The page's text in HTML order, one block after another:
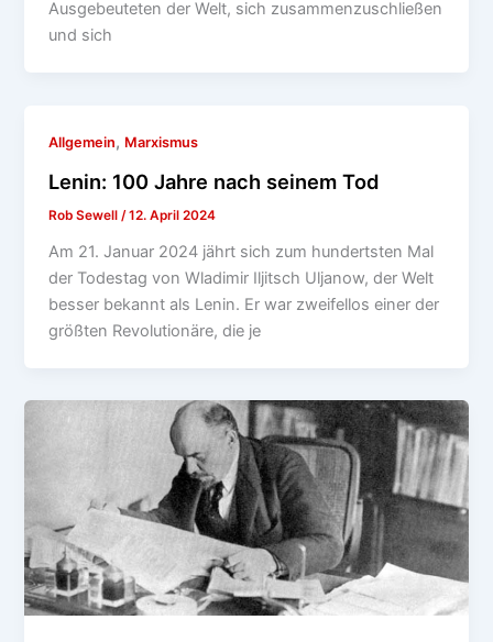
Ausgebeuteten der Welt, sich zusammenzuschließen
und sich
Allgemein, Marxismus
Lenin: 100 Jahre nach seinem Tod
Rob Sewell/12. April 2024
Am 21. Januar 2024 jährt sich zum hundertsten Mal
der Todestag von Wladimir Iljitsch Uljanow, der Welt
besser bekannt als Lenin. Er war zweifellos einer der
größten Revolutionäre, die je